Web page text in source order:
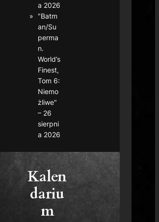
a 2026
"Batm
an/Su
perma
n.
World’s
Finest,
Tom 6:
Niemo
żliwe"
– 26
sierpni
a 2026
Kalen
dariu
m